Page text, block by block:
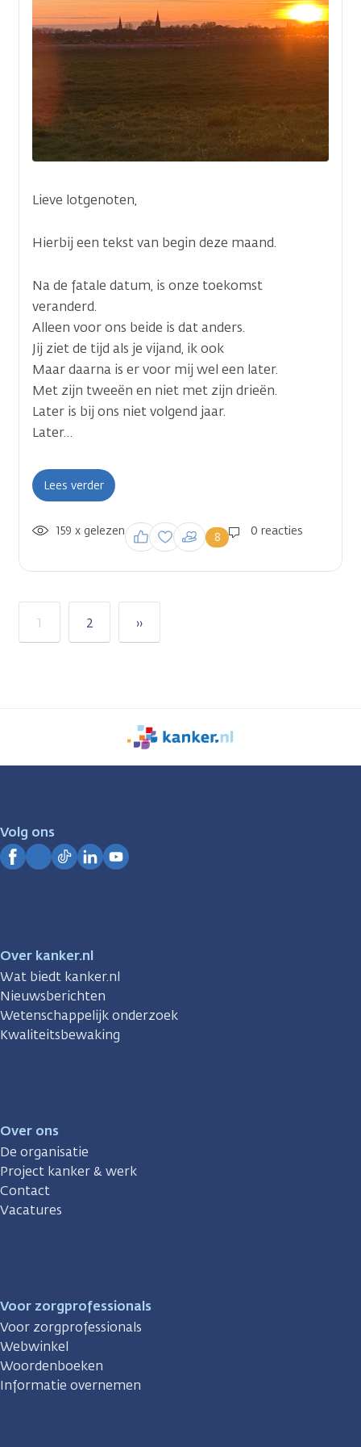
Lieve lotgenoten,
Hierbij een tekst van begin deze maand.
Na de fatale datum, is onze toekomst
veranderd.
Alleen voor ons beide is dat anders.
Jij ziet de tijd als je vijand, ik ook
Maar daarna is er voor mij wel een later.
Met zijn tweeën en niet met zijn drieën.
Later is bij ons niet volgend jaar.
Later…
Lees verder
0 reacties
8
Inloggen om een
reactie te plaatsen
159 x gelezen
1 2 ››
(waarde
1)
Afbeelding(en)
Afbeelding(en)
Een afbeelding
tabs
We
zijn
Volg ons
Over kanker.nl
Wat biedt kanker.nl
Nieuwsberichten
Wetenschappelijk onderzoek
Kwaliteitsbewaking
Over ons
De organisatie
Project kanker & werk
Contact
Vacatures
Voor zorgprofessionals
Voor zorgprofessionals
Webwinkel
Woordenboeken
Informatie overnemen